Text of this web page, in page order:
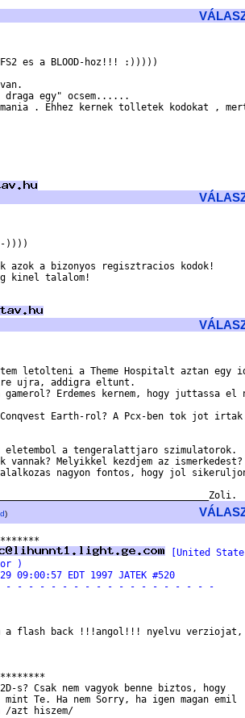
es a BLOOD-hoz!!! :)))))
draga egy" ocsem......
mania . Ehhez kernek tolletek kodokat ,
))))
azok a bizonyos regisztracios kodok!
kinel talalom!
letolteni a Theme Hospitalt aztan egy
ujra, addigra eltunt.
gamerol? Erdemes kernem, hogy juttassa el
Earth-rol? A Pcx-ben tok jot
eletembol a tengeralattjaro szimulatorok.
vannak? Melyikkel kezdjem az ismerkedest?
nagyon fontos, hogy jol
)
[United
)
09:00:57 EDT 1997 JATEK #520
- - - - - - - - - - - - - - - - - - -
a flash back !!!angol!!! nyelvu verziojat,
s? Csak nem vagyok benne biztos, hogy
mint Te. Ha nem Sorry, ha igen magan emil
/azt hiszem/